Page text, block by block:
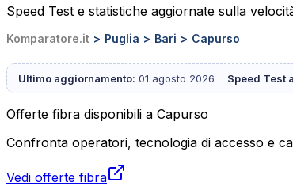
Speed Test e statistiche aggiornate sulla
Komparatore.it Puglia Bari Capurso
Ultimo aggiornamento: 01 agosto 2026 Speed Test
Offerte fibra disponibili a Capurso
Confronta operatori, tecnologia di accesso e
Vedi offerte fibra